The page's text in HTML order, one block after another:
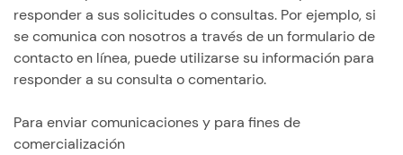
responder a sus solicitudes o consultas. Por ejemplo, si
se comunica con nosotros a través de un formulario de
contacto en línea, puede utilizarse su información para
responder a su consulta o comentario.
Para enviar comunicaciones y para fines de
comercialización